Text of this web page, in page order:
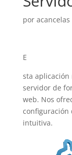
por acancelas
E
sta aplicación
servidor de
web. Nos
configuración
intuitiva.